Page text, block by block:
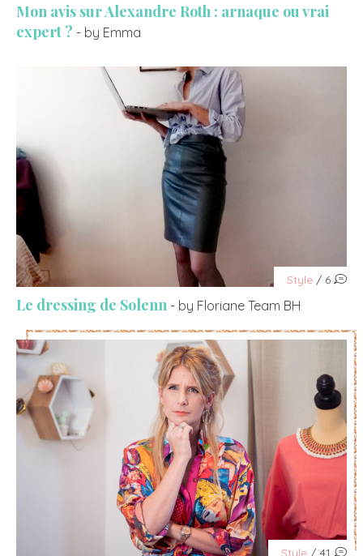
Mon avis sur Alexandre Roth : arnaque ou vrai
expert ? - by Emma
Style / 6
Le dressing de Solenn - by Floriane Team BH
Style / 41